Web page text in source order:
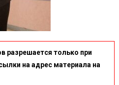
разрешается только при
на адрес материала на